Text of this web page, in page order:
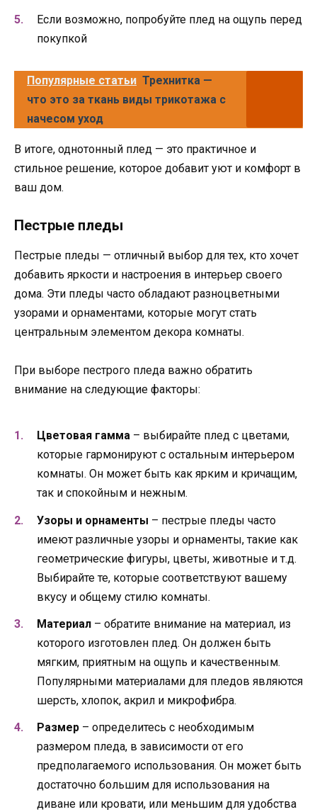
Если возможно, попробуйте плед на ощупь перед
покупкой
Популярные статьи Трехнитка —
что это за ткань виды трикотажа с
начесом уход
В итоге, однотонный плед — это практичное и
стильное решение, которое добавит уют и комфорт в
ваш дом.
Пестрые пледы
Пестрые пледы — отличный выбор для тех, кто хочет
добавить яркости и настроения в интерьер своего
дома. Эти пледы часто обладают разноцветными
узорами и орнаментами, которые могут стать
центральным элементом декора комнаты.
При выборе пестрого пледа важно обратить
внимание на следующие факторы:
Цветовая гамма – выбирайте плед с цветами,
которые гармонируют с остальным интерьером
комнаты. Он может быть как ярким и кричащим,
так и спокойным и нежным.
Узоры и орнаменты – пестрые пледы часто
имеют различные узоры и орнаменты, такие как
геометрические фигуры, цветы, животные и т.д.
Выбирайте те, которые соответствуют вашему
вкусу и общему стилю комнаты.
Материал – обратите внимание на материал, из
которого изготовлен плед. Он должен быть
мягким, приятным на ощупь и качественным.
Популярными материалами для пледов являются
шерсть, хлопок, акрил и микрофибра.
Размер – определитесь с необходимым
размером пледа, в зависимости от его
предполагаемого использования. Он может быть
достаточно большим для использования на
диване или кровати, или меньшим для удобства